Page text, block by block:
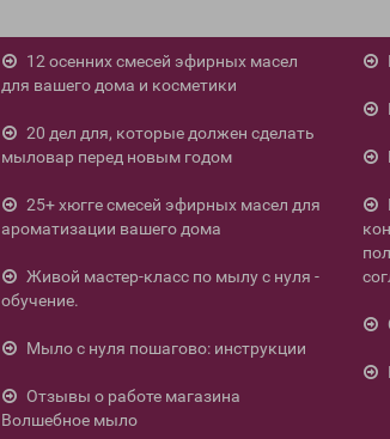
12 осенних смесей эфирных масел
для вашего дома и косметики
20 дел для, которые должен сделать
мыловар перед новым годом
25+ хюгге смесей эфирных масел для
ароматизации вашего дома
Живой мастер-класс по мылу с нуля -
обучение.
Мыло с нуля пошагово: инструкции
Отзывы о работе магазина
Волшебное мыло